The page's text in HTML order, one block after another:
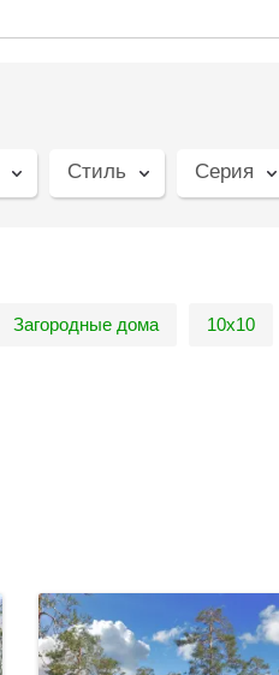
Стиль Серия
Загородные дома 10х10